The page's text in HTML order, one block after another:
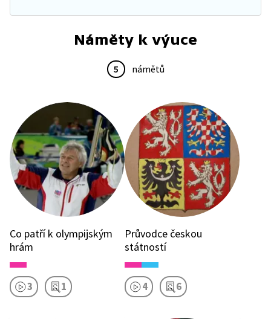
Náměty k výuce
5 námětů
Co patří k olympijským
hrám
3 1
Průvodce českou
státností
4 6